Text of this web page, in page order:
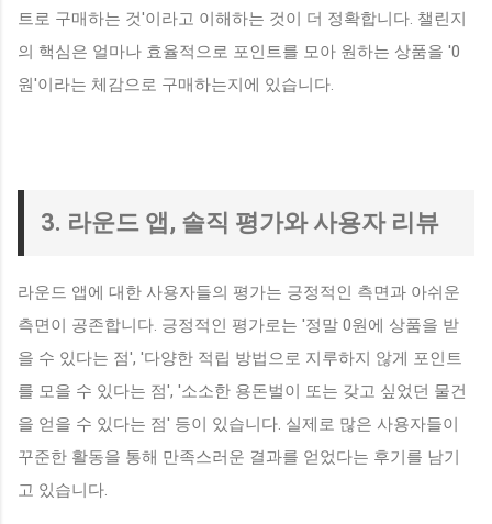
트로 구매하는 것'이라고 이해하는 것이 더 정확합니다. 챌린지
의 핵심은 얼마나 효율적으로 포인트를 모아 원하는 상품을 '0
원'이라는 체감으로 구매하는지에 있습니다.
3. 라운드 앱, 솔직 평가와 사용자 리뷰
라운드 앱에 대한 사용자들의 평가는 긍정적인 측면과 아쉬운
측면이 공존합니다. 긍정적인 평가로는 '정말 0원에 상품을 받
을 수 있다는 점', '다양한 적립 방법으로 지루하지 않게 포인트
를 모을 수 있다는 점', '소소한 용돈벌이 또는 갖고 싶었던 물건
을 얻을 수 있다는 점' 등이 있습니다. 실제로 많은 사용자들이
꾸준한 활동을 통해 만족스러운 결과를 얻었다는 후기를 남기
고 있습니다.